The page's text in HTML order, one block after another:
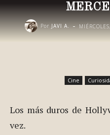
Por JAVI A. -
Cine
Los más duros de
vez.